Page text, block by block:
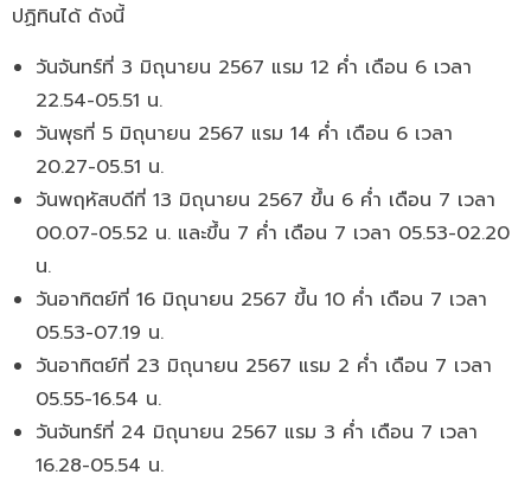
ปฏิทินได้ ดังนี้
วันจันทร์ที่ 3 มิถุนายน 2567 แรม 12 ค่ำ เดือน 6 เวลา
22.54-05.51 น.
วันพุธที่ 5 มิถุนายน 2567 แรม 14 ค่ำ เดือน 6 เวลา
20.27-05.51 น.
วันพฤหัสบดีที่ 13 มิถุนายน 2567 ขึ้น 6 ค่ำ เดือน 7 เวลา
00.07-05.52 น. และขึ้น 7 ค่ำ เดือน 7 เวลา 05.53-02.20
น.
วันอาทิตย์ที่ 16 มิถุนายน 2567 ขึ้น 10 ค่ำ เดือน 7 เวลา
05.53-07.19 น.
วันอาทิตย์ที่ 23 มิถุนายน 2567 แรม 2 ค่ำ เดือน 7 เวลา
05.55-16.54 น.
วันจันทร์ที่ 24 มิถุนายน 2567 แรม 3 ค่ำ เดือน 7 เวลา
16.28-05.54 น.